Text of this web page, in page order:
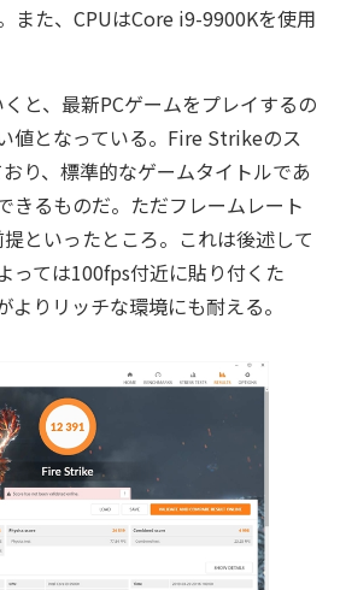
また、CPUはCore i9-9900Kを使用
と、最新PCゲームをプレイするの
値となっている。Fire Strikeのス
り、標準的なゲームタイトルであ
きるものだ。ただフレームレート
といったところ。これは後述して
っては100fps付近に貼り付くた
よりリッチな環境にも耐える。